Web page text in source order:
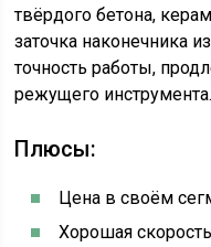
твёрдого бетона,
заточка наконечника
точность работы,
режущего инструмента.
Плюсы:
Цена в своём
Хорошая